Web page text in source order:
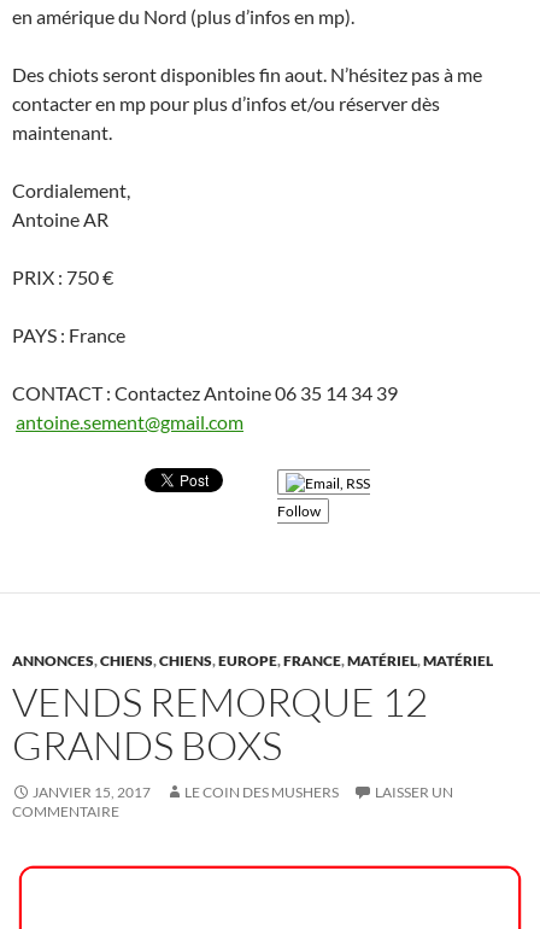
en amérique du Nord (plus d’infos en mp).
Des chiots seront disponibles fin aout. N’hésitez pas à me
contacter en mp pour plus d’infos et/ou réserver dès
maintenant.
Cordialement,
Antoine AR
PRIX : 750 €
PAYS : France
CONTACT : Contactez Antoine 06 35 14 34 39
antoine.sement@gmail.com
Follow
ANNONCES,CHIENS,CHIENS,EUROPE,FRANCE,MATÉRIEL,MATÉRIEL
VENDS REMORQUE 12
GRANDS BOXS
JANVIER 15, 2017 LE COIN DES MUSHERS
LAISSER UN
COMMENTAIRE